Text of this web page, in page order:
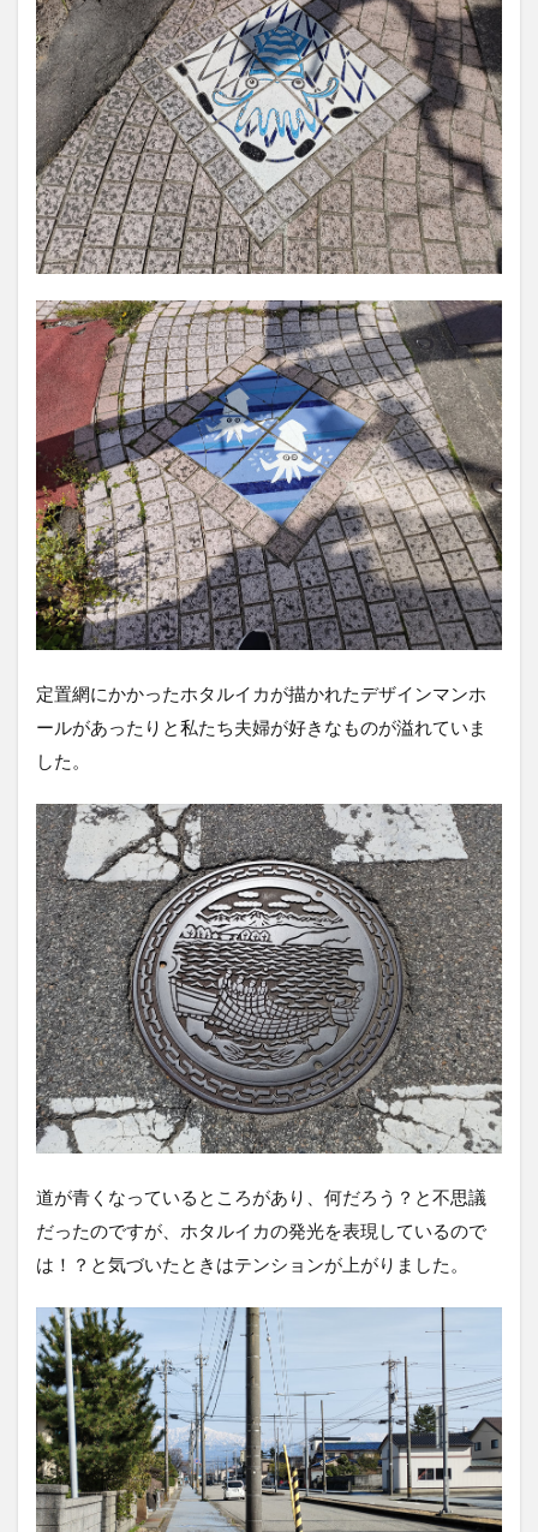
2.3
深海
プロ
ムナ
ード
2.4
展示
ホー
ル
2.5
展示
コー
ナー
2.6
ライ
ブシ
アタ
ー
（ほ
たる
いか
発光
ショ
ー）
深海
議の
ほた
るい
かミ
ュー
ジア
ムで
購入
した
お土
産
2.9
アク
セス
3
【ラ
ン
チ】
港の
イタ
ン
フィ
オレ
ンテ
ィー
ナ
3.1
メニ
ュー
定置網にかかったホタルイカが描かれたデザインマンホ
ールがあったりと私たち夫婦が好きなものが溢れていま
した。
道が青くなっているところがあり、何だろう？と不思議
だったのですが、ホタルイカの発光を表現しているので
は！？と気づいたときはテンションが上がりました。